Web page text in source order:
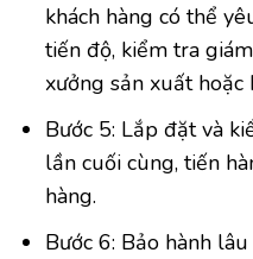
khách hàng có thể
tiến độ, kiểm tra
xưởng sản xuất hoặc
Bước 5: Lắp đặt và
lần cuối cùng, tiến
hàng.
Bước 6: Bảo hành